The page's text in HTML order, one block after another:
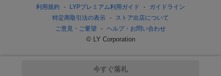
今すぐ落札
利用規約
LYPプレミアム利用ガイド
ガイドライン
特定商取引法の表示
ストア出店について
ご意見・ご要望
ヘルプ・お問い合わせ
© LY Corporation